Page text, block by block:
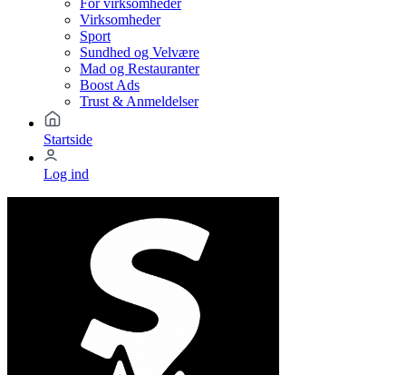
For virksomheder
Virksomheder
Sport
Sundhed og Velvære
Mad og Restauranter
Boost Ads
Trust & Anmeldelser
Startside
Log ind